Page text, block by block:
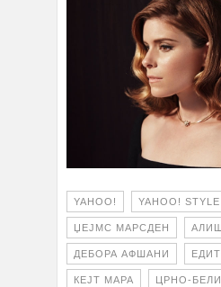
YAHOO! YAHOO! STYLE
ЏЕЈМС МАРСДЕН
ДЕБОРА АФШАНИ
КЕЈТ МАРА ЦРНО-